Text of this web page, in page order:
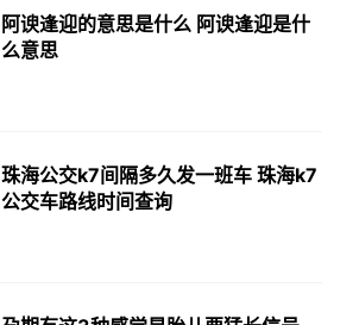
阿谀逢迎的意思是什么 阿谀逢迎是什
么意思
珠海公交k7间隔多久发一班车 珠海k7
公交车路线时间查询